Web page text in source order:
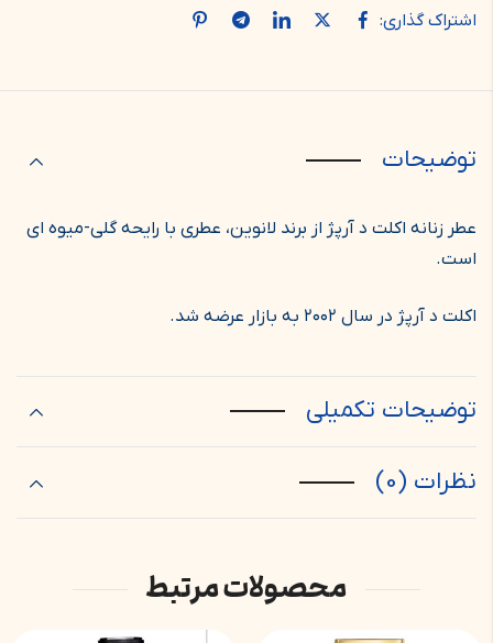
اشتراک گذاری:
توضیحات
عطر زنانه اکلت د آرپژ از برند لانوین، عطری با رایحه گلی-میوه ای
است.
اکلت د آرپژ در سال ۲۰۰۲ به بازار عرضه شد.
توضیحات تکمیلی
نظرات (0)
محصولات مرتبط